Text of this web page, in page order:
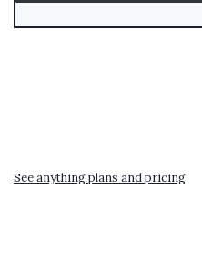
See anything plans and pricing